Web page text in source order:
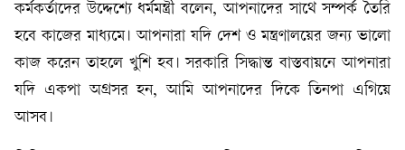
কর্মকর্তাদের উদ্দেশ্যে ধর্মমন্ত্রী বলেন, আপনাদের সাথে সম্পর্ক তৈরি
হবে কাজের মাধ্যমে। আপনারা যদি দেশ ও মন্ত্রণালয়ের জন্য ভালো
কাজ করেন তাহলে খুশি হব। সরকারি সিদ্ধান্ত বাস্তবায়নে আপনারা
যদি একপা অগ্রসর হন, আমি আপনাদের দিকে তিনপা এগিয়ে
আসব।